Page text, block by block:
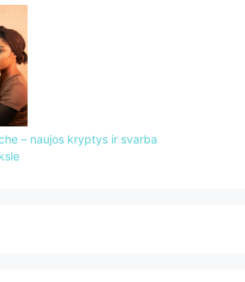
– naujos kryptys ir svarba